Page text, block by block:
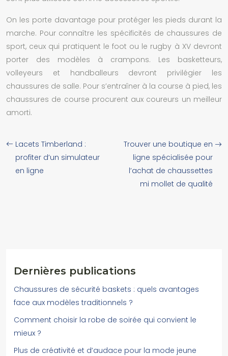
On les porte davantage pour protéger les pieds durant la
marche. Pour connaître les spécificités de chaussures de
sport, ceux qui pratiquent le foot ou le rugby à XV devront
porter des modèles à crampons. Les basketteurs,
volleyeurs et handballeurs devront privilégier les
chaussures de salle. Pour s’entraîner à la course à pied, les
chaussures de course procurent aux coureurs un meilleur
amorti.
Lacets Timberland :
profiter d’un simulateur
en ligne
Trouver une boutique en
ligne spécialisée pour
l’achat de chaussettes
mi mollet de qualité
Dernières publications
Chaussures de sécurité baskets : quels avantages
face aux modèles traditionnels ?
Comment choisir la robe de soirée qui convient le
mieux ?
Plus de créativité et d’audace pour la mode jeune